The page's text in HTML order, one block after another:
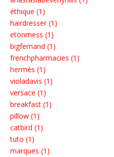
éthique (1)
hairdresser (1)
etonmess (1)
bigfernand (1)
frenchpharmacies (1)
hermès (1)
violadavis (1)
versace (1)
breakfast (1)
pillow (1)
catbird (1)
tuto (1)
marques (1)